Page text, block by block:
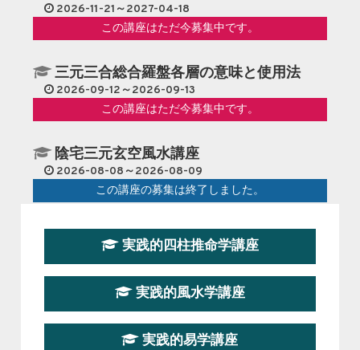
2026-11-21～2027-04-18
この講座はただ今募集中です。
三元三合総合羅盤各層の意味と使用法
2026-09-12～2026-09-13
この講座はただ今募集中です。
陰宅三元玄空風水講座
2026-08-08～2026-08-09
この講座の募集は終了しました。
第１９期立命塾『実践的易学講座』
2026-08-22～2026-10-25
第19期立命塾実践的四柱推命学講座
2026-03-20～2026-07-19
実践的四柱推命学講座
実践的風水学講座
実践的易学講座